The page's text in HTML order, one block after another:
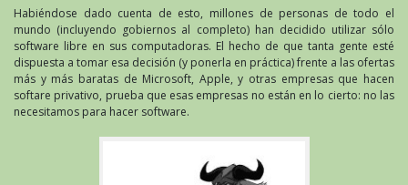
Habiéndose dado cuenta de esto, millones de personas de todo el
mundo (incluyendo gobiernos al completo) han decidido utilizar sólo
software libre en sus computadoras. El hecho de que tanta gente esté
dispuesta a tomar esa decisión (y ponerla en práctica) frente a las ofertas
más y más baratas de Microsoft, Apple, y otras empresas que hacen
softare privativo, prueba que esas empresas no están en lo cierto: no las
necesitamos para hacer software.